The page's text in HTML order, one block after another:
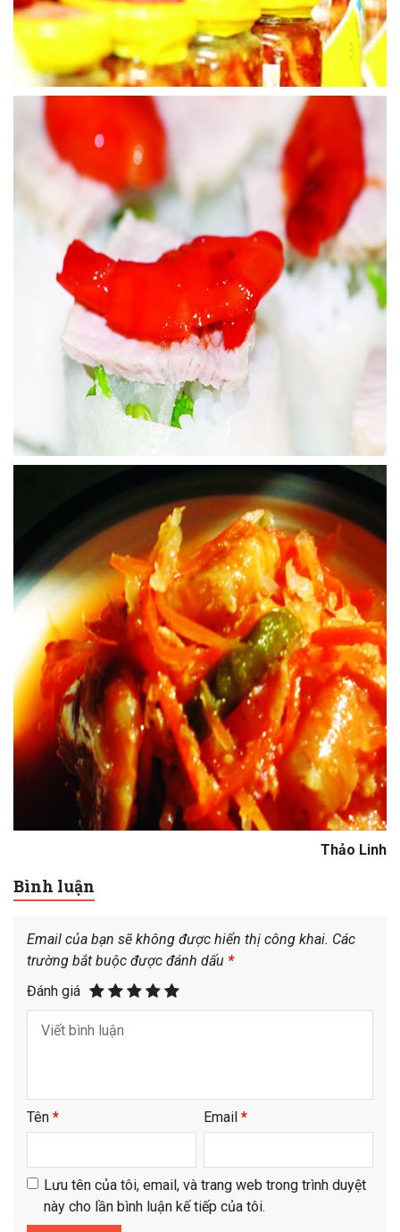
Thảo Linh
Bình luận
Email của bạn sẽ không được hiển thị công khai. Các
trường bắt buộc được đánh dấu *
Đánh giá
Tên * Email *
Lưu tên của tôi, email, và trang web trong trình duyệt
này cho lần bình luận kế tiếp của tôi.